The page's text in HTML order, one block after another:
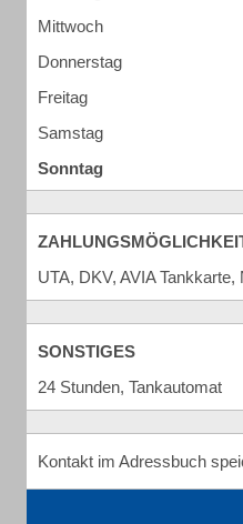
Mittwoch
Donnerstag
Freitag
Samstag
Sonntag
UTA, DKV, AVIA
SONSTIGES
24 Stunden, Tankautomat
Kontakt im Adressbuch